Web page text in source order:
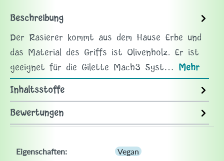
Beschreibung
Der Rasierer kommt aus dem Hause Erbe und
das Material des Griffs ist Olivenholz. Er ist
geeignet für die Gilette Mach3 Syst… Mehr
Inhaltsstoffe
Bewertungen
Eigenschaften: Vegan